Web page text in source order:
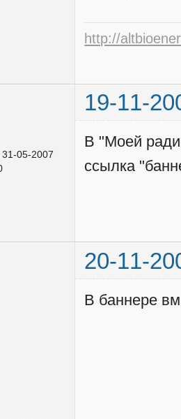
http://
19-11-
31-05-2007
В "Моей
ссылка
20-11-
В баннере